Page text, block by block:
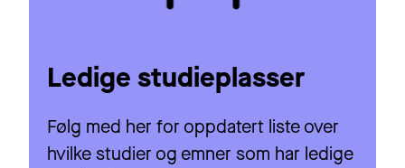
Ledige studieplasser
Følg med her for oppdatert liste over
hvilke studier og emner som har ledige